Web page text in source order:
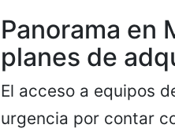
Panorama en
planes de
El acceso a equipos
urgencia por contar